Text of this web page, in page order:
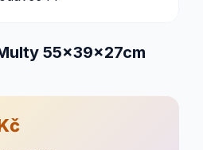
55x39x27cm